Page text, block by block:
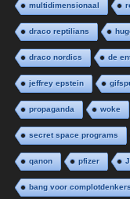
multidimensionaal
draco reptilians
draco nordics de
jeffrey epstein
propaganda woke
secret space programs
qanon pfizer
bang voor complotdenkers